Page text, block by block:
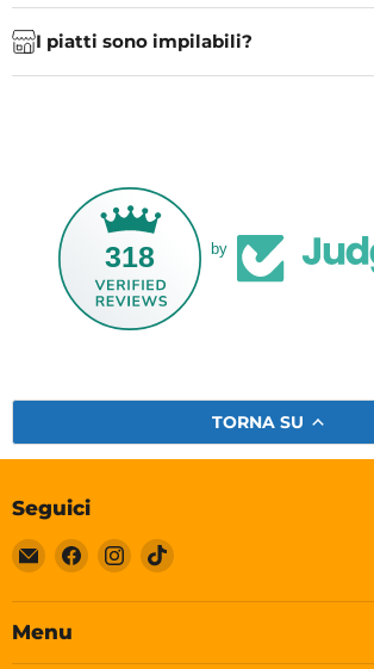
I piatti sono impilabili?
318 by
TORNA SU
Seguici
Email
Soleplastic
Trovaci
Facebook
Trovaci
Instagram
Trovaci
TikTok
Menu